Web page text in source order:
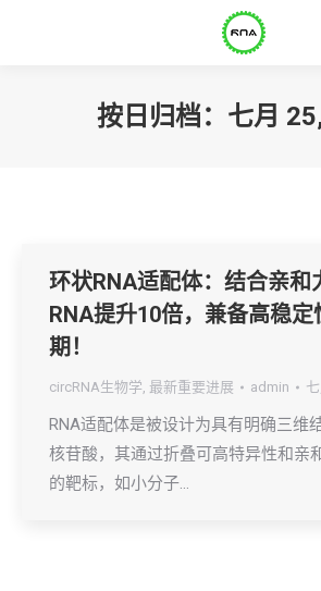
按日归档： 七月
环状RNA适配体：结合亲和
RNA提升10倍，兼备高稳定
期！
circRNA生物学, 最新重要进展 admin
RNA适配体是被设计为具有明确三维
核苷酸，其通过折叠可高特异性和亲
的靶标，如小分子…